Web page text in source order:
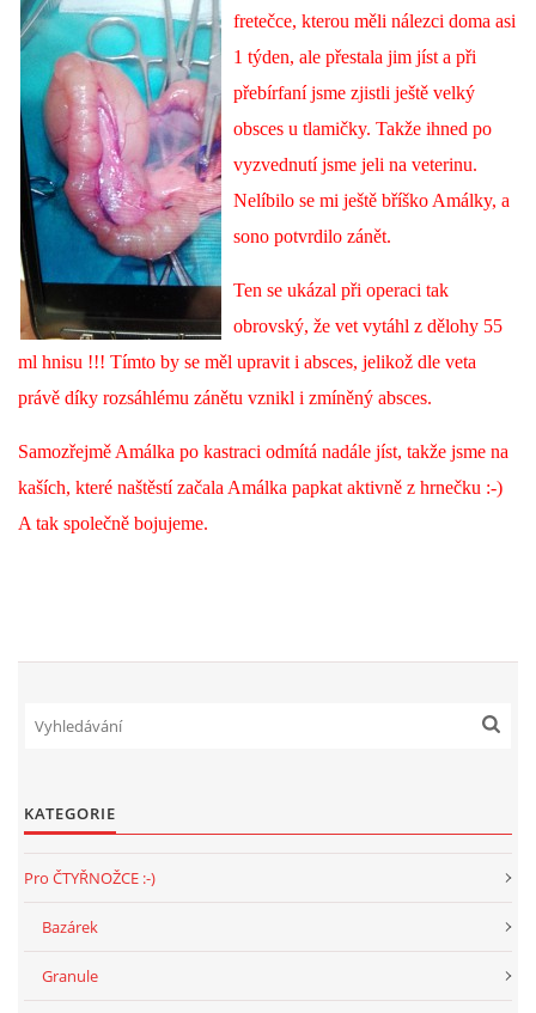
DFD - DOMOV FRETČÍCH DŮCHODCŮ
PODMÍNKY PŘEVZETÍ FRETKY.
O FRETCE
O FRETCE
PÉČE O FRETKU
CHCI SI POŘÍDIT FRETKU
VÝCHOVA FRETKY
JEDNA ČÍ VÍCE FRETEK?
STRAVA
fretečce, kterou měli nálezci doma asi
1 týden, ale přestala jim jíst a při
přebírfaní jsme zjistli ještě velký
obsces u tlamičky. Takže ihned po
vyzvednutí jsme jeli na veterinu.
Nelíbilo se mi ještě bříško Amálky, a
sono potvrdilo zánět.
Ten se ukázal při operaci tak
obrovský, že vet vytáhl z dělohy 55
ml hnisu !!! Tímto by se měl upravit i absces, jelikož dle veta
právě díky rozsáhlému zánětu vznikl i zmíněný absces.
Samozřejmě Amálka po kastraci odmítá nadále jíst, takže jsme na
kaších, které naštěstí začala Amálka papkat aktivně z hrnečku :-)
A tak společně bojujeme.
KATEGORIE
Pro ČTYŘNOŽCE :-)
Bazárek
Granule